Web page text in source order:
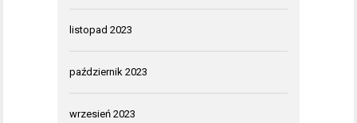
listopad 2023
październik 2023
wrzesień 2023